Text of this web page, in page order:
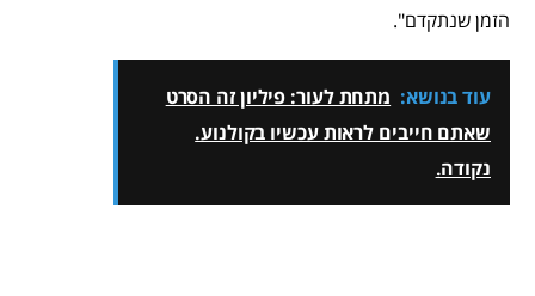
הזמן שנתקדם".
עוד בנושא: מתחת לעור: פיליון זה הסרט
שאתם חייבים לראות עכשיו בקולנוע.
נקודה.